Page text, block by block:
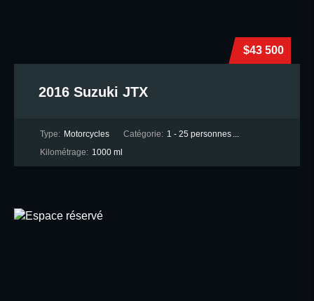
$43 500
2016 Suzuki JTX
Type: Motorcycles Catégorie: 1 - 25 personnes ...
Kilométrage: 1000 ml